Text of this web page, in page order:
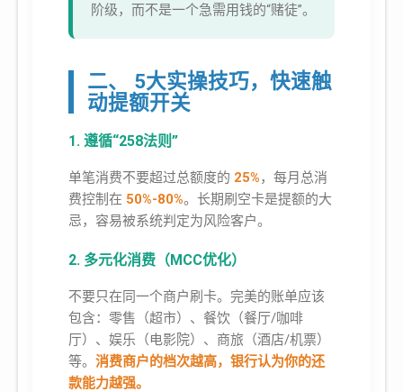
阶级，而不是一个急需用钱的“赌徒”。
二、 5大实操技巧，快速触
动提额开关
1. 遵循“258法则”
单笔消费不要超过总额度的 25%，每月总消
费控制在 50%-80%。长期刷空卡是提额的大
忌，容易被系统判定为风险客户。
2. 多元化消费（MCC优化）
不要只在同一个商户刷卡。完美的账单应该
包含：零售（超市）、餐饮（餐厅/咖啡
厅）、娱乐（电影院）、商旅（酒店/机票）
等。 消费商户的档次越高，银行认为你的还
款能力越强。